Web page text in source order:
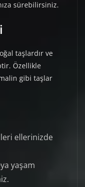
sürebilirsiniz.
taşlardır ve
Özellikle
gibi taşlar
ellerinizde
yaşam